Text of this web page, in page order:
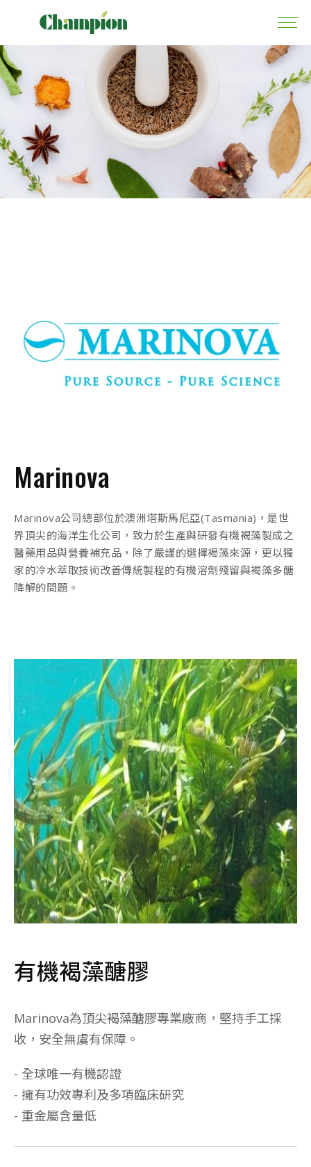
Marinova
Marinova公司總部位於澳洲塔斯馬尼亞(Tasmania)，是世
界頂尖的海洋生化公司，致力於生產與研發有機褐藻製成之
醫藥用品與營養補充品，除了嚴謹的選擇褐藻來源，更以獨
家的冷水萃取技術改善傳統製程的有機溶劑殘留與褐藻多醣
降解的問題。
有機褐藻醣膠
Marinova為頂尖褐藻醣膠專業廠商，堅持手工採
收，安全無虞有保障。
- 全球唯一有機認證
- 擁有功效專利及多項臨床研究
- 重金屬含量低